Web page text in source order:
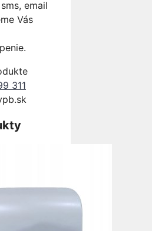
email
Vás
311